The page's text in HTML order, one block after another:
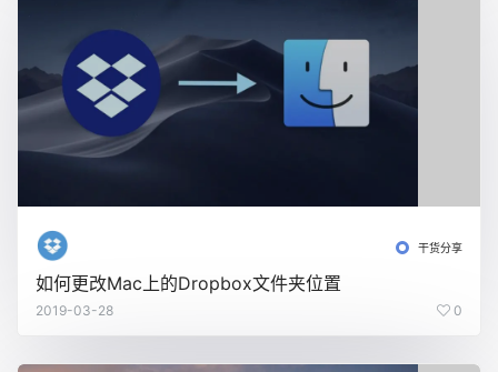
干货分享
如何更改Mac上的Dropbox文件夹位置
2019-03-28 0